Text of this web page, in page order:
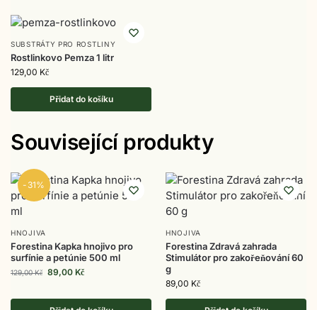
SUBSTRÁTY PRO ROSTLINY
Rostlinkovo Pemza 1 litr
129,00 Kč
Přidat do košíku
Související produkty
-31%
HNOJIVA
Forestina Kapka hnojivo pro
surfínie a petúnie 500 ml
129,00Kč 89,00 Kč
HNOJIVA
Forestina Zdravá zahrada
Stimulátor pro zakořeňování 60
g
89,00 Kč